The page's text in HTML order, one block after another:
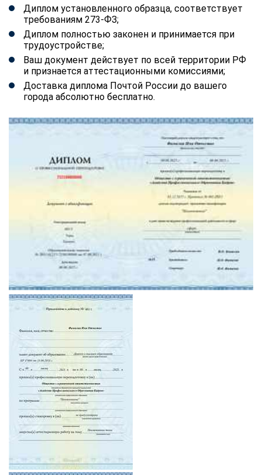
Диплом установленного образца, соответствует
требованиям 273-ФЗ;
Диплом полностью законен и принимается при
трудоустройстве;
Ваш документ действует по всей территории РФ
и признается аттестационными комиссиями;
Доставка диплома Почтой России до вашего
города абсолютно бесплатно.